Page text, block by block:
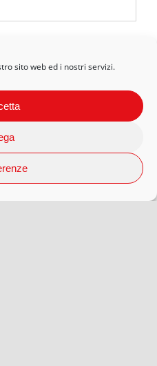
sito web ed i nostri servizi.